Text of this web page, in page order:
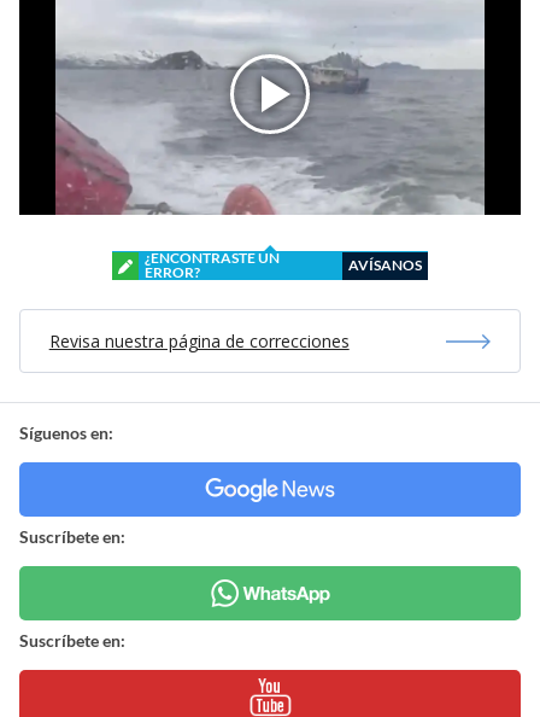
¿ENCONTRASTE UN
ERROR?
AVÍSANOS
Revisa nuestra página de correcciones
Síguenos en:
Suscríbete en:
Suscríbete en: